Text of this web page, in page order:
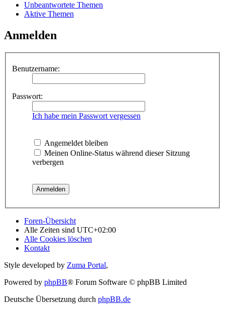
Unbeantwortete Themen
Aktive Themen
Anmelden
Benutzername:
Passwort:
Ich habe mein Passwort vergessen
Angemeldet bleiben
Meinen Online-Status während dieser Sitzung
verbergen
Foren-Übersicht
Alle Zeiten sind UTC+02:00
Alle Cookies löschen
Kontakt
Style developed by Zuma Portal,
Powered by phpBB® Forum Software © phpBB Limited
Deutsche Übersetzung durch phpBB.de